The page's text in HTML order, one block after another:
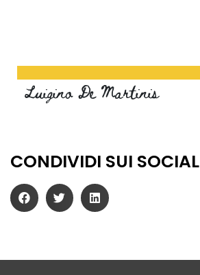
Luigino De Martinis
CONDIVIDI SUI SOCIAL